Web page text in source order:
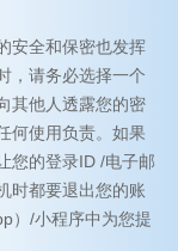
安全和保密也发挥
，请务必选择一个
其他人透露您的密
何使用负责。如果
您的登录ID /电子邮
时都要退出您的账
）/小程序中为您提